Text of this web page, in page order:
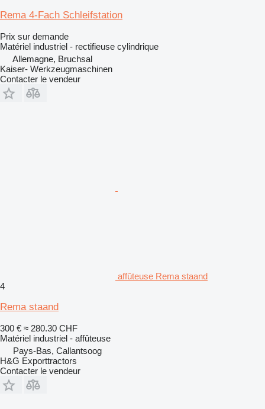
Rema 4-Fach Schleifstation
Prix sur demande
Matériel industriel - rectifieuse cylindrique
Allemagne, Bruchsal
Kaiser- Werkzeugmaschinen
Contacter le vendeur
affûteuse Rema staand
4
Rema staand
300 € ≈ 280.30 CHF
Matériel industriel - affûteuse
Pays-Bas, Callantsoog
H&G Exporttractors
Contacter le vendeur